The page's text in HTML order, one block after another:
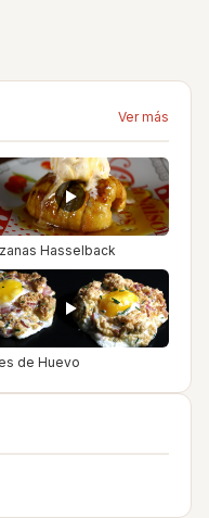
Ver más
Hasselback
de Huevo